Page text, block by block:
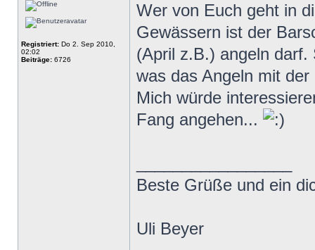
Registriert: Do 2. Sep 2010,
02:02
Beiträge: 6726
Wer von Euch geht in
Gewässern ist der
(April z.B.) angeln
was das Angeln mit
Mich würde
Fang angehen...
Beste Grüße und ein
Uli Beyer